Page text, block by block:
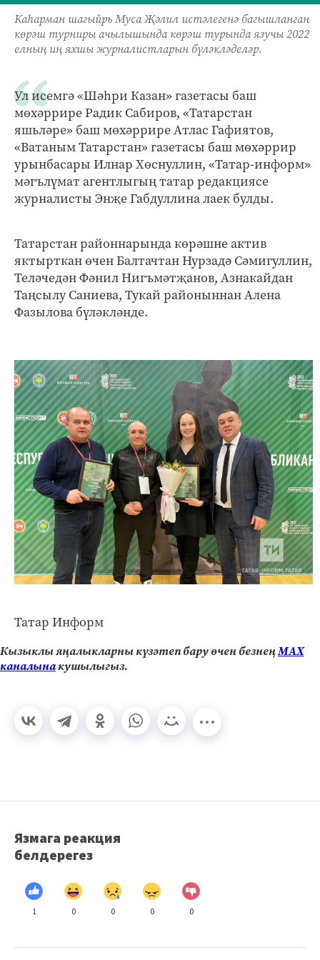
Каһарман шагыйрь Муса Җәлил истәлегенә багышланган
көрәш турниры ачылышында көрәш турында язучы 2022
елның иң яхшы журналистларын бүләкләделәр.
Ул исемгә «Шәһри Казан» газетасы баш
мөхәррире Радик Сабиров, «Татарстан
яшьләре» баш мөхәррире Атлас Гафиятов,
«Ватаным Татарстан» газетасы баш мөхәррир
урынбасары Илнар Хөснуллин, «Татар-информ»
мәгълүмат агентлыгың татар редакциясе
журналисты Энҗе Габдуллина лаек булды.
Татарстан районнарында көрәшне актив
яктырткан өчен Балтачтан Нурзадә Сәмигуллин,
Теләчедән Фәнил Нигъмәтҗанов, Азнакайдан
Таңсылу Саниева, Тукай районыннан Алена
Фазылова бүләкләнде.
Татар Информ
Кызыклы яңалыкларны күзәтеп бару өчен безнеңМАХ
каналынакушылыгыз.
Язмага реакция
белдерегез
1 0 0 0 0